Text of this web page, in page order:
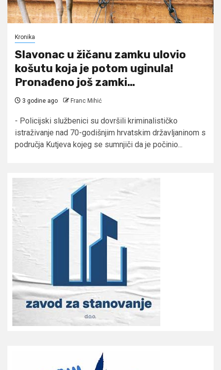
Kronika
Slavonac u žičanu zamku ulovio
košutu koja je potom uginula!
Pronađeno još zamki…
3 godine ago Franc Mihić
- Policijski službenici su dovršili kriminalističko
istraživanje nad 70-godišnjim hrvatskim državljaninom s
područja Kutjeva kojeg se sumnjiči da je počinio...